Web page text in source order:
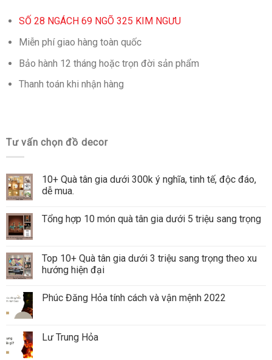
SỐ 28 NGÁCH 69 NGÕ 325 KIM NGƯU
Miễn phí giao hàng toàn quốc
Bảo hành 12 tháng hoặc trọn đời sản phẩm
Thanh toán khi nhận hàng
Tư vấn chọn đồ decor
10+ Quà tân gia dưới 300k ý nghĩa, tinh tế, độc đáo,
dễ mua.
Tổng hợp 10 món quà tân gia dưới 5 triệu sang trọng
Top 10+ Quà tân gia dưới 3 triệu sang trọng theo xu
hướng hiện đại
Phúc Đăng Hỏa tính cách và vận mệnh 2022
Lư Trung Hỏa